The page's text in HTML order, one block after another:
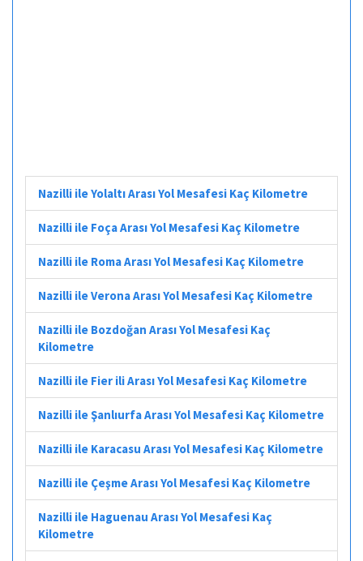
Nazilli ile Yolaltı Arası Yol Mesafesi Kaç Kilometre
Nazilli ile Foça Arası Yol Mesafesi Kaç Kilometre
Nazilli ile Roma Arası Yol Mesafesi Kaç Kilometre
Nazilli ile Verona Arası Yol Mesafesi Kaç Kilometre
Nazilli ile Bozdoğan Arası Yol Mesafesi Kaç
Kilometre
Nazilli ile Fier ili Arası Yol Mesafesi Kaç Kilometre
Nazilli ile Şanlıurfa Arası Yol Mesafesi Kaç Kilometre
Nazilli ile Karacasu Arası Yol Mesafesi Kaç Kilometre
Nazilli ile Çeşme Arası Yol Mesafesi Kaç Kilometre
Nazilli ile Haguenau Arası Yol Mesafesi Kaç
Kilometre